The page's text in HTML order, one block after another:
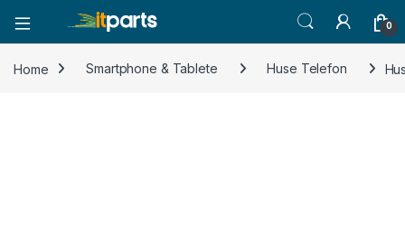
0
Home Smartphone & Tablete Huse Telefon